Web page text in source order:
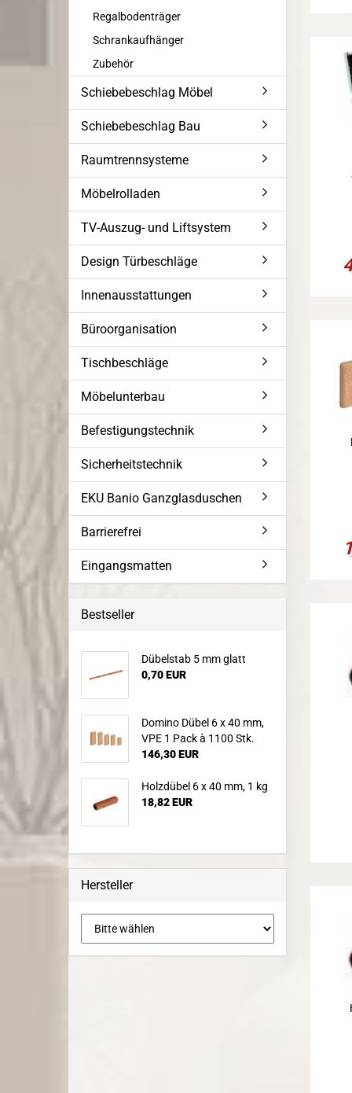
Regalbodenträger
Schrankaufhänger
Zubehör
Schiebebeschlag Möbel
Schiebebeschlag Bau
Raumtrennsysteme
Möbelrolladen
TV-Auszug- und Liftsystem
Design Türbeschläge
Innenausstattungen
Büroorganisation
Tischbeschläge
Möbelunterbau
Befestigungstechnik
Sicherheitstechnik
EKU Banio Ganzglasduschen
Barrierefrei
Eingangsmatten
Bestseller
Dübelstab 5 mm glatt
0,70 EUR
Domino Dübel 6 x 40 mm,
VPE 1 Pack à 1100 Stk.
146,30 EUR
Holzdübel 6 x 40 mm, 1 kg
18,82 EUR
Hersteller